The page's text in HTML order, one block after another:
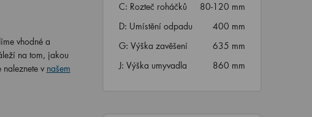
vhodné a
na tom, jakou
v našem
C: Rozteč roháčků
80-120 mm
D: Umístění odpadu
400 mm
G: Výška zavěšení
635 mm
J: Výška umyvadla
860 mm